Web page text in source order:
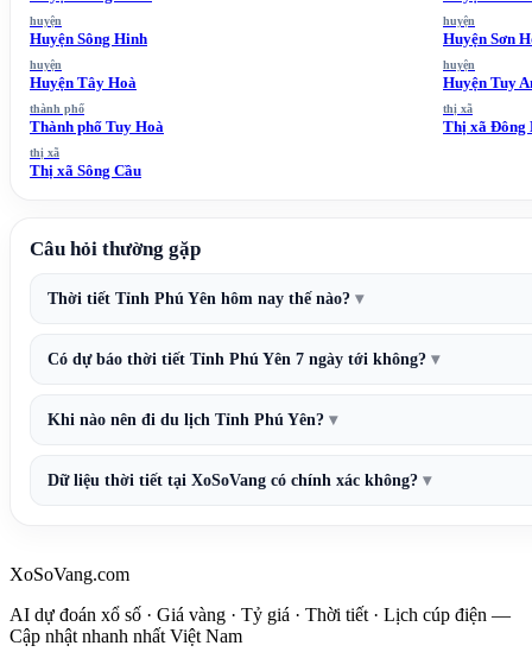
huyện
Huyện Sông Hinh
huyện
Huyện Sơn
huyện
Huyện Tây Hoà
huyện
Huyện Tuy
thành phố
Thành phố Tuy Hoà
thị xã
Thị xã Đông
thị xã
Thị xã Sông Cầu
Câu hỏi thường gặp
Thời tiết Tỉnh Phú Yên hôm nay thế nào?
Có dự báo thời tiết Tỉnh Phú Yên 7 ngày tới không?
Khi nào nên đi du lịch Tỉnh Phú Yên?
Dữ liệu thời tiết tại XoSoVang có chính xác không?
XoSoVang.com
AI dự đoán xổ số · Giá vàng · Tỷ giá · Thời tiết · Lịch cúp điện —
Cập nhật nhanh nhất Việt Nam